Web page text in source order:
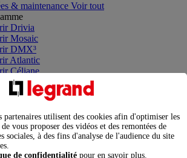
& maintenance Voir tout
Drivia
Mosaic
DMX³
Atlantic
Céliane
P17
Green'Up
Green'up Home
Green'Up Control
partenaires utilisent des cookies afin d'optimiser les
vous proposer des vidéos et des remontées de
sociales, à des fins d'analyse de l'audience du site
de confidentialité pour en savoir plus.